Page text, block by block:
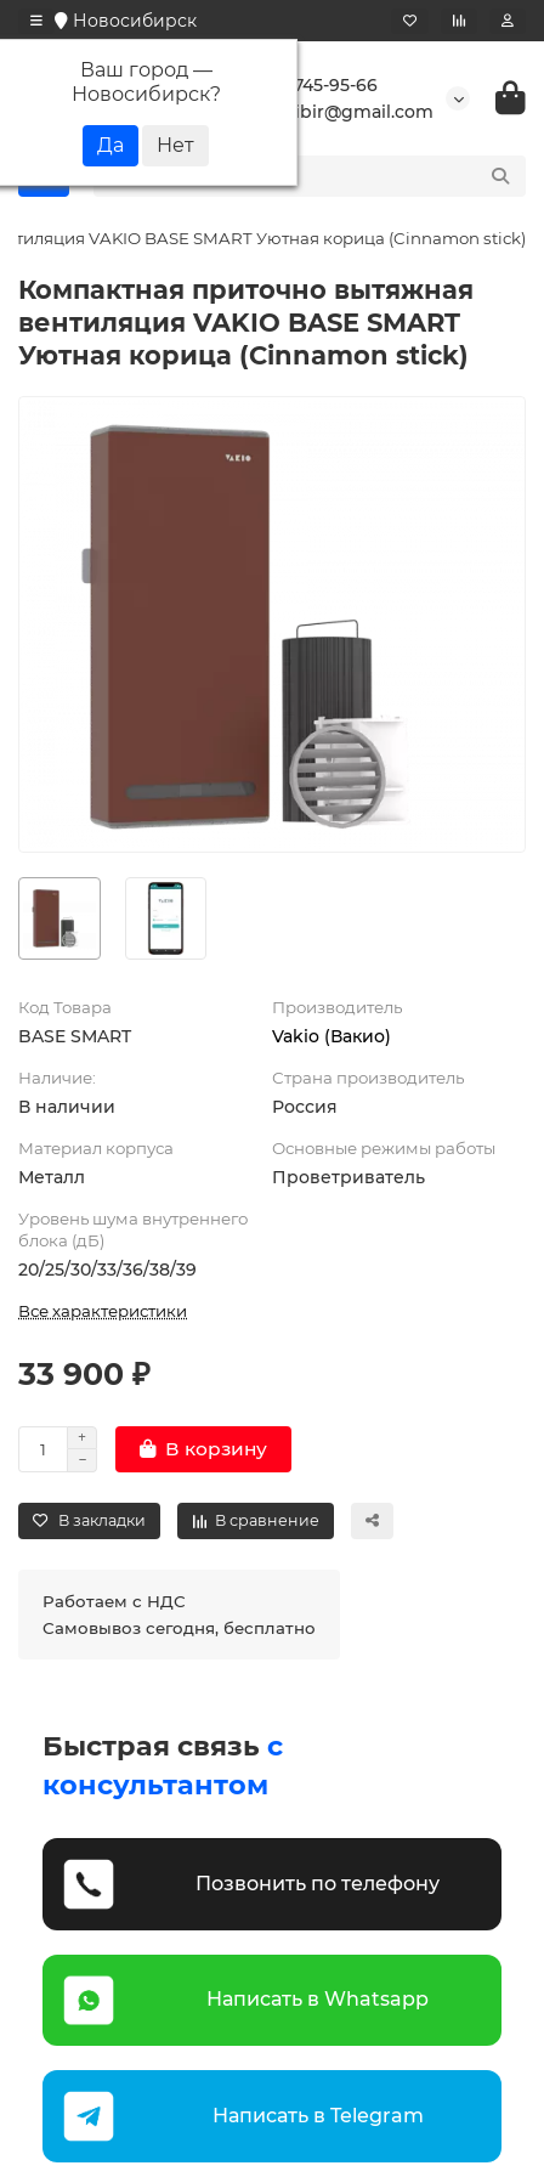
Новосибирск
Ваш город —
Новосибирск?
+7 923 745-95-66
buransibir@gmail.com
VAKIO BASE SMART Уютная корица (Cinnamon stick)
Компактная приточно вытяжная
вентиляция VAKIO BASE SMART
Уютная корица (Cinnamon stick)
Код Товара
BASE SMART
Производитель
Vakio (Вакио)
Наличие:
В наличии
Страна производитель
Россия
Материал корпуса
Металл
Основные режимы работы
Проветриватель
Уровень шума внутреннего
блока (дБ)
20/25/30/33/36/38/39
Все характеристики
33 900 ₽
В корзину
В закладки В сравнение
Работаем с НДС
Самовывоз сегодня, бесплатно
Быстрая связь с
консультантом
Позвонить по телефону
Написать в Whatsapp
Написать в Telegram